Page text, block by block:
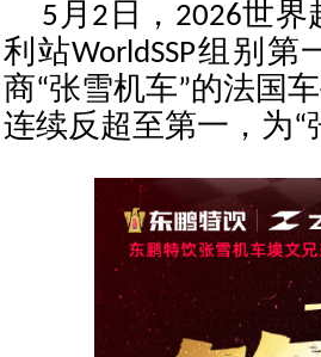
5月2日，2026世界
利站WorldSSP组别
商“张雪机车”的法国
连续反超至第一，为“